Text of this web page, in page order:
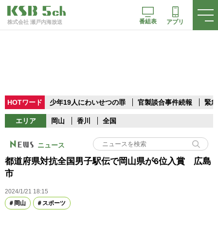
株式会社 瀬戸内海放送 番組表 アプリ
HOTワード 少年19人にわいせつの罪 官製談合事件続報 緊
エリア 岡山 香川 全国
ニュース
都道府県対抗全国男子駅伝で岡山県が6位入賞 広島
市
2024/1/21 18:15
岡山
スポーツ